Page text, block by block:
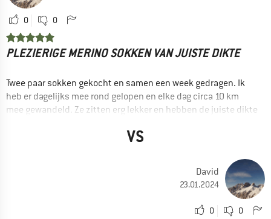
0 0
PLEZIERIGE MERINO SOKKEN VAN JUISTE DIKTE
Twee paar sokken gekocht en samen een week gedragen. Ik
heb er dagelijks mee rond gelopen en elke dag circa 10 km
mee gewandeld. Ze zitten erg lekker en hebben de juiste dikte
vochtregulering en wat demping te zorgen.
VS
David
23.01.2024
0 0